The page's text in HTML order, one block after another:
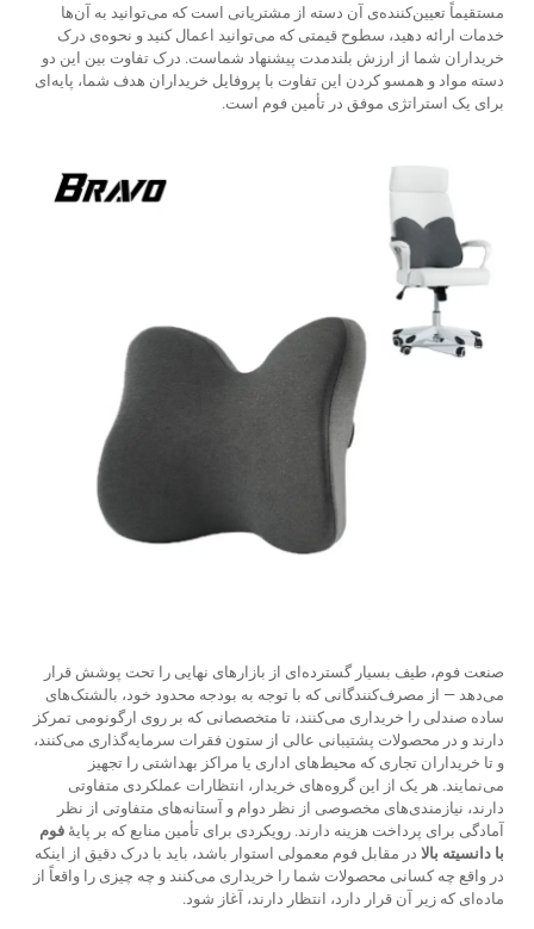
مستقیماً تعیین‌کننده‌ی آن دسته از مشتریانی است که می‌توانید به آن‌ها
خدمات ارائه دهید، سطوح قیمتی که می‌توانید اعمال کنید و نحوه‌ی درک
خریداران شما از ارزش بلندمدت پیشنهاد شماست. درک تفاوت بین این دو
دسته مواد و همسو کردن این تفاوت با پروفایل خریداران هدف شما، پایه‌ای
برای یک استراتژی موفق در تأمین فوم است.
صنعت فوم، طیف بسیار گسترده‌ای از بازارهای نهایی را تحت پوشش قرار
می‌دهد — از مصرف‌کنندگانی که با توجه به بودجه محدود خود، بالشتک‌های
ساده صندلی را خریداری می‌کنند، تا متخصصانی که بر روی ارگونومی تمرکز
دارند و در محصولات پشتیبانی عالی از ستون فقرات سرمایه‌گذاری می‌کنند،
و تا خریداران تجاری که محیط‌های اداری یا مراکز بهداشتی را تجهیز
می‌نمایند. هر یک از این گروه‌های خریدار، انتظارات عملکردی متفاوتی
دارند، نیازمندی‌های مخصوصی از نظر دوام و آستانه‌های متفاوتی از نظر
آمادگی برای پرداخت هزینه دارند. رویکردی برای تأمین منابع که بر پایهٔ فوم
با دانسیته بالا در مقابل فوم معمولی استوار باشد، باید با درک دقیق از اینکه
در واقع چه کسانی محصولات شما را خریداری می‌کنند و چه چیزی را واقعاً از
ماده‌ای که زیر آن قرار دارد، انتظار دارند، آغاز شود.